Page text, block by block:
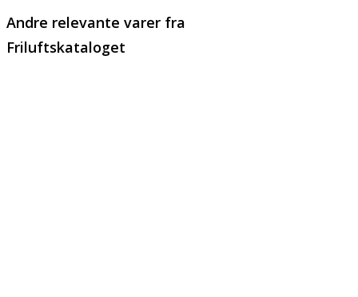
Andre relevante varer fra
Friluftskataloget